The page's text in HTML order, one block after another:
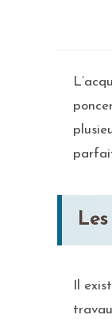
Il